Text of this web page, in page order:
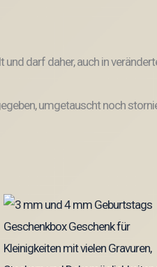
und darf daher, auch in
umgetauscht noch